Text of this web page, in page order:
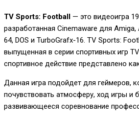
TV Sports: Football
— это видеоигра
разработанная Cinemaware для Amiga,
64, DOS и TurboGrafx-16. TV Sports:
выпущенная в серии спортивных игр
спортивное действие представлено
Данная игра подойдет для геймеров,
почувствовать атмосферу, ход игры и
развивающееся соревнование